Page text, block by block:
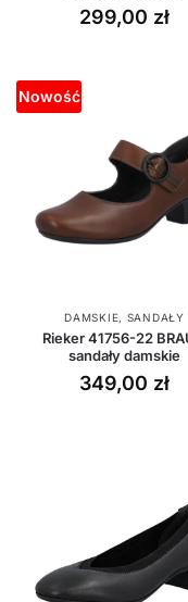
299,00 zł
Nowość
DAMSKIE, SANDAŁY
Rieker 41756-22
sandały damskie
349,00 zł